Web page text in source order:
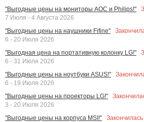
"Выгодные цены на мониторы AOC и Philips!"
7 Июля - 4 Августа 2026
"Выгодные цены на наушники Fifine"
6 - 20 Июля 2026
"Выгодная цена на портативную колонку LG!"
6 - 31 Июля 2026
"Выгодные цены на ноутбуки ASUS!"
6 - 19 Июля 2026
"Выгодные цены на проекторы LG!"
3 - 20 Июля 2026
"Выгодные цены на корпуса MSI!"
Закончилась